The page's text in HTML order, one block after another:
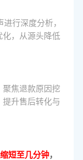
行深度分析，
化，从源头降低
聚焦退款原因挖
升售后转化与
短至几分钟，